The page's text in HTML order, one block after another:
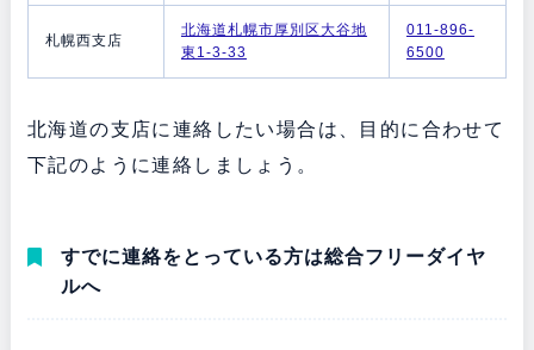
札幌西支店
北海道札幌市厚別区大谷地
東1-3-33
011-896-
6500
北海道の支店に連絡したい場合は、目的に合わせて
下記のように連絡しましょう。
すでに連絡をとっている方は総合フリーダイヤ
ルへ